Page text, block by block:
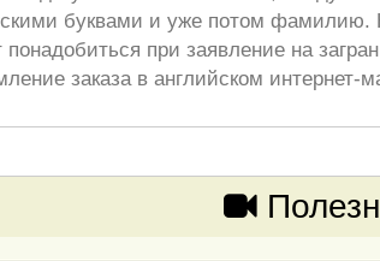
буквами и уже потом фамилию.
понадобиться при заявление на
заказа в английском интернет-